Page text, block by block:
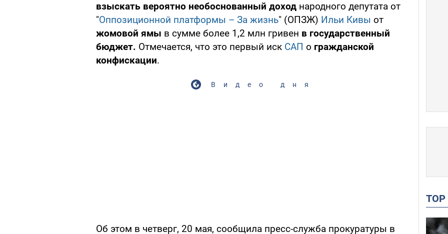
взыскать вероятно необоснованный доход народного депутата от
"Оппозиционной платформы – За жизнь" (ОПЗЖ) Ильи Кивы от
жомовой ямы в сумме более 1,2 млн гривен в государственный
бюджет. Отмечается, что это первый иск САП о гражданской
конфискации.
Видео дня
Об этом в четверг, 20 мая, сообщила пресс-служба прокуратуры в